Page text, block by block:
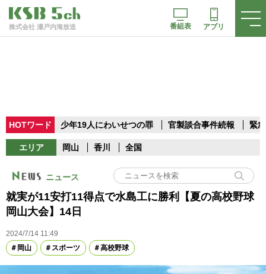
株式会社 瀬戸内海放送 番組表 アプリ
HOTワード 少年19人にわいせつの罪 官製談合事件続報 緊
エリア 岡山 香川 全国
ニュース
就実が11安打11得点で水島工に勝利【夏の高校野球
岡山大会】14日
2024/7/14 11:49
岡山
スポーツ 高校野球